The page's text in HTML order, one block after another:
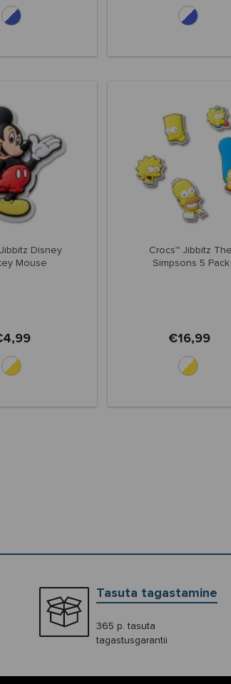
Disney
Mouse
Crocs™ Jibbitz The
Simpsons 5 Pack
€16,99
Tasuta tagastamine
365 p. tasuta
tagastusgarantii